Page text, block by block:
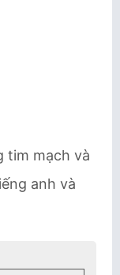
tim mạch và
anh và